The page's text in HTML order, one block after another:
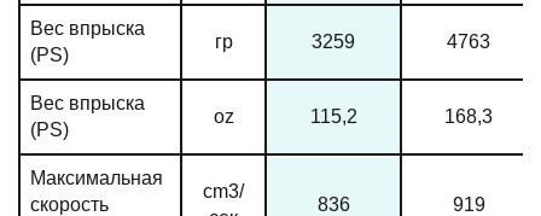
Вес впрыска
(PS)
гр 3259 4763
Вес впрыска
(PS)
oz 115,2 168,3
Максимальная
скорость
cm3/
836 919